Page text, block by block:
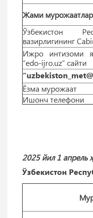
Жами
Ўзбекистон
вазирлигининг
Ижро интизоми
“edo-ijro.uz” сайти
Ёзма мурожаат
Ишонч телефони
2025 йил 1 апрель
Ўзбекистон